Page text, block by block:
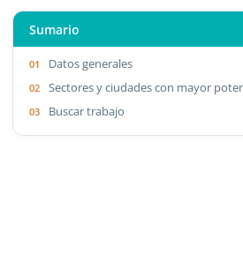
Sumario
Datos generales
Sectores y ciudades con mayor
Buscar trabajo